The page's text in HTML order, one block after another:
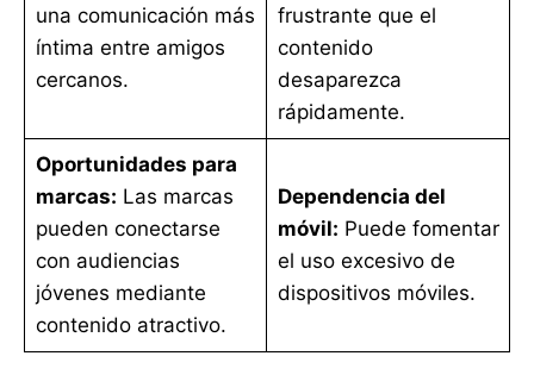
una comunicación más
íntima entre amigos
cercanos.
frustrante que el
contenido
desaparezca
rápidamente.
Oportunidades para
marcas: Las marcas
pueden conectarse
con audiencias
jóvenes mediante
contenido atractivo.
Dependencia del
móvil: Puede fomentar
el uso excesivo de
dispositivos móviles.